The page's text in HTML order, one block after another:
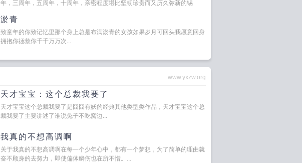
年，三周年，五周年，十周年，亲密程度堪比坚韧珍贵而又历久弥新的锡
淤青
致童年的你致记忆里那个身上总是布满淤青的女孩如果岁月可回头我愿意回身
拥抱你拯救你千千万万次...
www.yxzw.org
天才宝宝：这个总裁我要了
天才宝宝这个总裁我要了是囧囧有妖的经典其他类型类作品，天才宝宝这个总
裁我要了主要讲述了谁说兔子不吃窝边...
我真的不想高调啊
关于我真的不想高调啊在每一个少年心中，都有一个梦想，为了简单的理由就
奋不顾身的去努力，即使偏体鳞伤也在所不惜。...